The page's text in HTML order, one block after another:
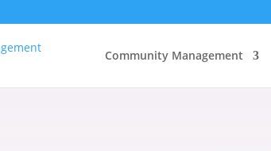
Community Management